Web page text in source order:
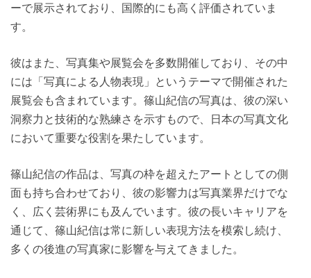
ーで展示されており、国際的にも高く評価されていま
す。
彼はまた、写真集や展覧会を多数開催しており、その中
には「写真による人物表現」というテーマで開催された
展覧会も含まれています。篠山紀信の写真は、彼の深い
洞察力と技術的な熟練さを示すもので、日本の写真文化
において重要な役割を果たしています。
篠山紀信の作品は、写真の枠を超えたアートとしての側
面も持ち合わせており、彼の影響力は写真業界だけでな
く、広く芸術界にも及んでいます。彼の長いキャリアを
通じて、篠山紀信は常に新しい表現方法を模索し続け、
多くの後進の写真家に影響を与えてきました。